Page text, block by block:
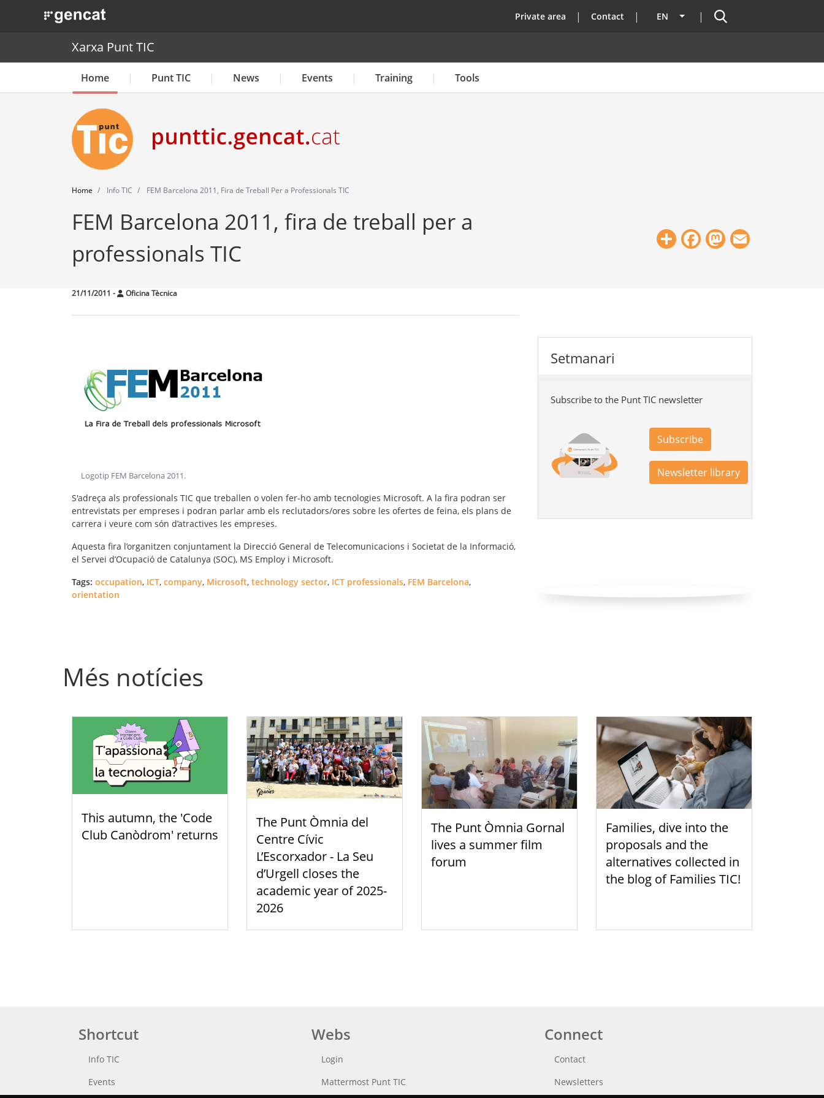
. Obre en una nova finestra. top
Private area Contact EN List additional actions
Search
Xarxa Punt TIC
Home Punt TIC News Events Training Tools
Home Info TIC FEM Barcelona 2011, Fira de Treball Per a Professionals TIC
FEM Barcelona 2011, fira de treball per a
professionals TIC
ShareFacebook
Mastodon
21/11/2011 - Oficina Tècnica
Logotip FEM Barcelona 2011.
S'adreça als professionals TIC que treballen o volen fer-ho amb tecnologies Microsoft. A la fira podran ser
entrevistats per empreses i podran parlar amb els reclutadors/ores sobre les ofertes de feina, els plans de
carrera i veure com són d’atractives les empreses.
Aquesta fira l’organitzen conjuntament la Direcció General de Telecomunicacions i Societat de la Informació,
el Servei d’Ocupació de Catalunya (SOC), MS Employ i Microsoft.
Tags: occupation, ICT, company, Microsoft, technology sector, ICT professionals, FEM Barcelona,
orientation
Setmanari
Subscribe to the Punt TIC newsletter
Subscribe
Newsletter library
Més notícies
This autumn, the 'Code
Club Canòdrom' returns
The Punt Òmnia del
Centre Cívic
L’Escorxador - La Seu
d’Urgell closes the
academic year of 2025-
2026
The Punt Òmnia Gornal
lives a summer film
forum
Families, dive into the
proposals and the
alternatives collected in
the blog of Families TIC!
Shortcut
Info TIC
Events
Webs
Login
Mattermost Punt TIC
Connect
Contact
Newsletters